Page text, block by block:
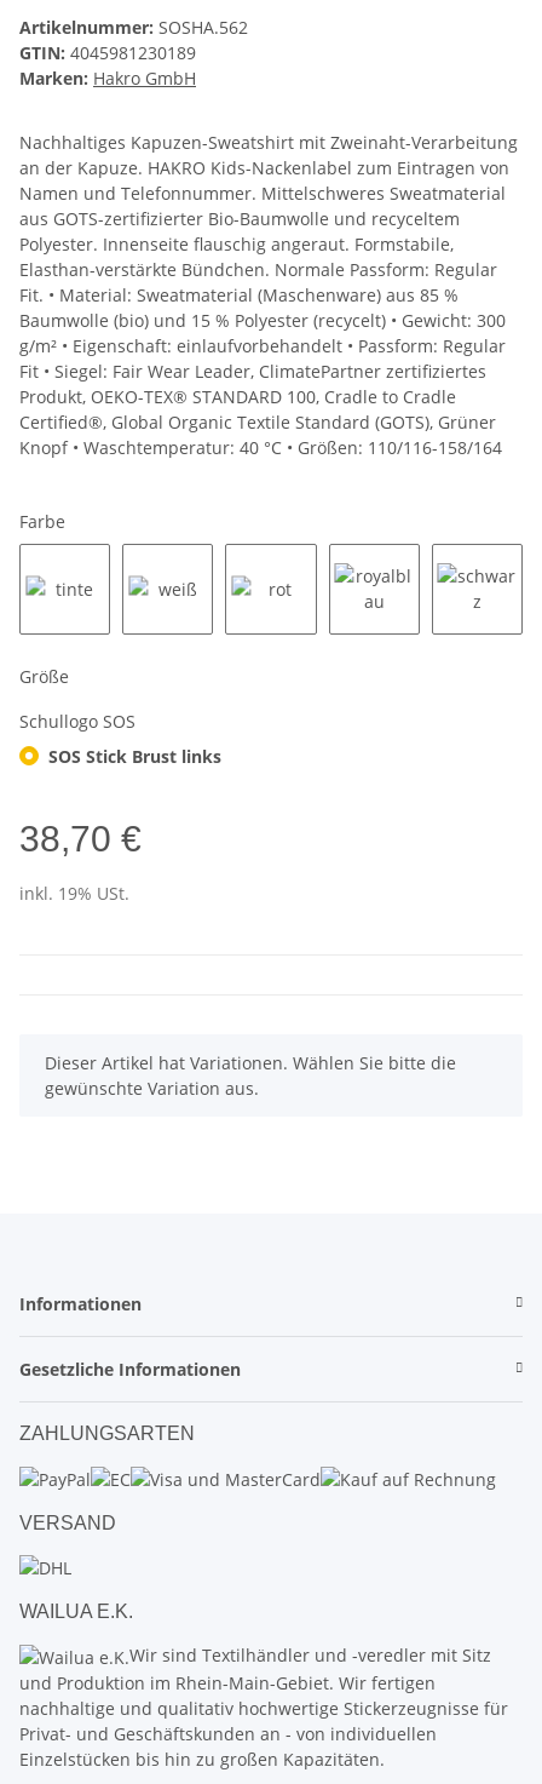
Artikelnummer: SOSHA.562
GTIN: 4045981230189
Marken: Hakro GmbH
Nachhaltiges Kapuzen-Sweatshirt mit Zweinaht-Verarbeitung
an der Kapuze. HAKRO Kids-Nackenlabel zum Eintragen von
Namen und Telefonnummer. Mittelschweres Sweatmaterial
aus GOTS-zertifizierter Bio-Baumwolle und recyceltem
Polyester. Innenseite flauschig angeraut. Formstabile,
Elasthan-verstärkte Bündchen. Normale Passform: Regular
Fit. • Material: Sweatmaterial (Maschenware) aus 85 %
Baumwolle (bio) und 15 % Polyester (recycelt) • Gewicht: 300
g/m² • Eigenschaft: einlaufvorbehandelt • Passform: Regular
Fit • Siegel: Fair Wear Leader, ClimatePartner zertifiziertes
Produkt, OEKO-TEX® STANDARD 100, Cradle to Cradle
Certified®, Global Organic Textile Standard (GOTS), Grüner
Knopf • Waschtemperatur: 40 °C • Größen: 110/116-158/164
Farbe
Größe
Schullogo SOS
SOS Stick Brust links
38,70 €
inkl. 19% USt.
x
Dieser Artikel hat Variationen. Wählen Sie bitte die
gewünschte Variation aus.
Informationen
Gesetzliche Informationen
ZAHLUNGSARTEN
VERSAND
WAILUA E.K.
Wir sind Textilhändler und -veredler mit Sitz
und Produktion im Rhein-Main-Gebiet. Wir fertigen
nachhaltige und qualitativ hochwertige Stickerzeugnisse für
Privat- und Geschäftskunden an - von individuellen
Einzelstücken bis hin zu großen Kapazitäten.